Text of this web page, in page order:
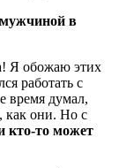
в
Я обожаю этих
ра­ботать с
время думал,
как они. Но с
кто-то может